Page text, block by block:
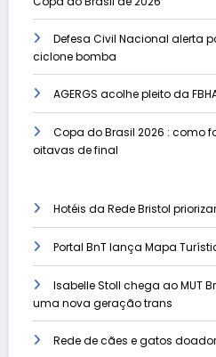
Defesa Civil Nacional alerta
ciclone bomba
AGERGS acolhe pleito da
Copa do Brasil 2026 : como
oitavas de final
Hotéis da Rede Bristol
Portal BnT lança Mapa
Isabelle Stoll chega ao MUT
uma nova geração trans
Rede de cães e gatos